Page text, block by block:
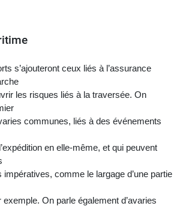
s’ajouteront ceux liés à l’assurance
les risques liés à la traversée. On
communes, liés à des événements
en elle-même, et qui peuvent
comme le largage d’une partie
On parle également d’avaries